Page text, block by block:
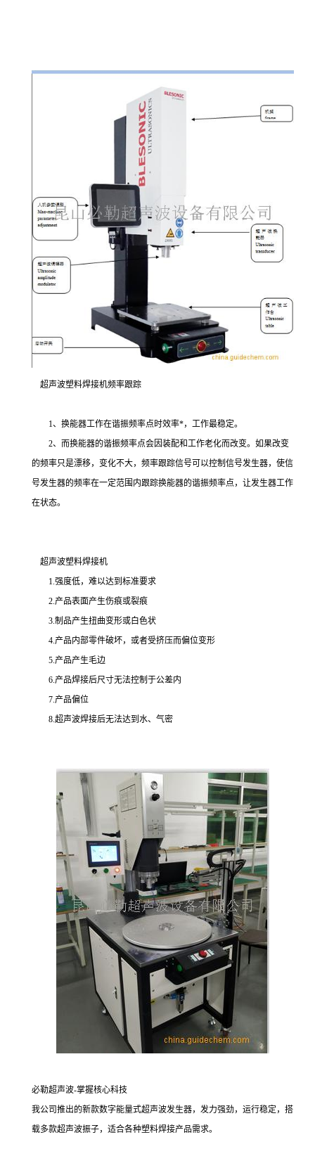
超声波塑料焊接机频率跟踪
1、换能器工作在谐振频率点时效率*，工作最稳定。
2、而换能器的谐振频率点会因装配和工作老化而改变。如果改变
的频率只是漂移，变化不大，频率跟踪信号可以控制信号发生器，使信
号发生器的频率在一定范围内跟踪换能器的谐振频率点，让发生器工作
在状态。
超声波塑料焊接机
1.强度低，难以达到标准要求
2.产品表面产生伤痕或裂痕
3.制品产生扭曲变形或白色状
4.产品内部零件破坏，或者受挤压而偏位变形
5.产品产生毛边
6.产品焊接后尺寸无法控制于公差内
7.产品偏位
8.超声波焊接后无法达到水、气密
必勒超声波-掌握核心科技
我公司推出的新款数字能量式超声波发生器，发力强劲，运行稳定，搭
载多款超声波振子，适合各种塑料焊接产品需求。